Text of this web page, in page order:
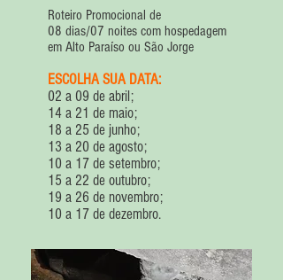
Roteiro Promocional de
08 dias/07 noites com hospedagem
em Alto Paraíso ou São Jorge
ESCOLHA SUA DATA:
02 a 09 de abril;
14 a 21 de maio;
18 a 25 de junho;
13 a 20 de agosto;
10 a 17 de setembro;
15 a 22 de outubro;
19 a 26 de novembro;
10 a 17 de dezembro.